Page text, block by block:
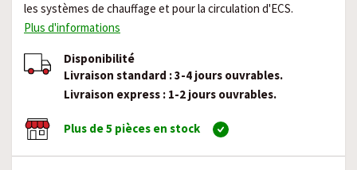
les systèmes de chauffage et pour la circulation d'ECS.
Plus d'informations
Disponibilité
Livraison standard : 3-4 jours ouvrables.
Livraison express : 1-2 jours ouvrables.
Plus de 5 pièces en stock